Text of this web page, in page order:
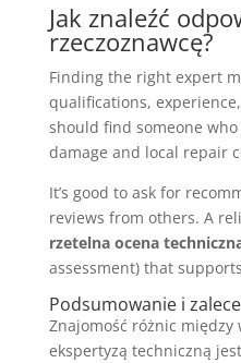
Jak znaleźć
rzeczoznawcę?
Finding the right expert
qualifications,
should find someone
damage and local repair
It’s good to ask for
reviews from others. A
rzetelna ocena
assessment) that
Podsumowanie i
Znajomość różnic między
ekspertyzą techniczną